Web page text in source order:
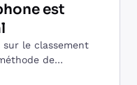
est
sur le classement
de
les TPE et